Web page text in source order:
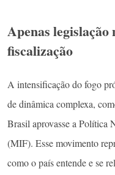
Apenas legislação
fiscalização
A intensificação do fogo
de dinâmica complexa,
Brasil aprovasse a Política
(MIF). Esse movimento
como o país entende e se